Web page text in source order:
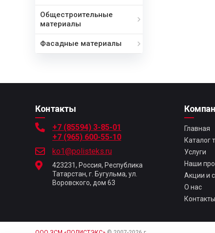
Общестроительные
материалы
Фасадные материалы
Контакты
+7 (85594) 3-85-01
+7 (965) 600-55-10
ko1@polisteks.ru
423231, Россия, Республика
Татарстан, г. Бугульма, ул.
Воровского, дом 63
Главная
Каталог
Услуги
Наши
Акции и
О нас
Контакты